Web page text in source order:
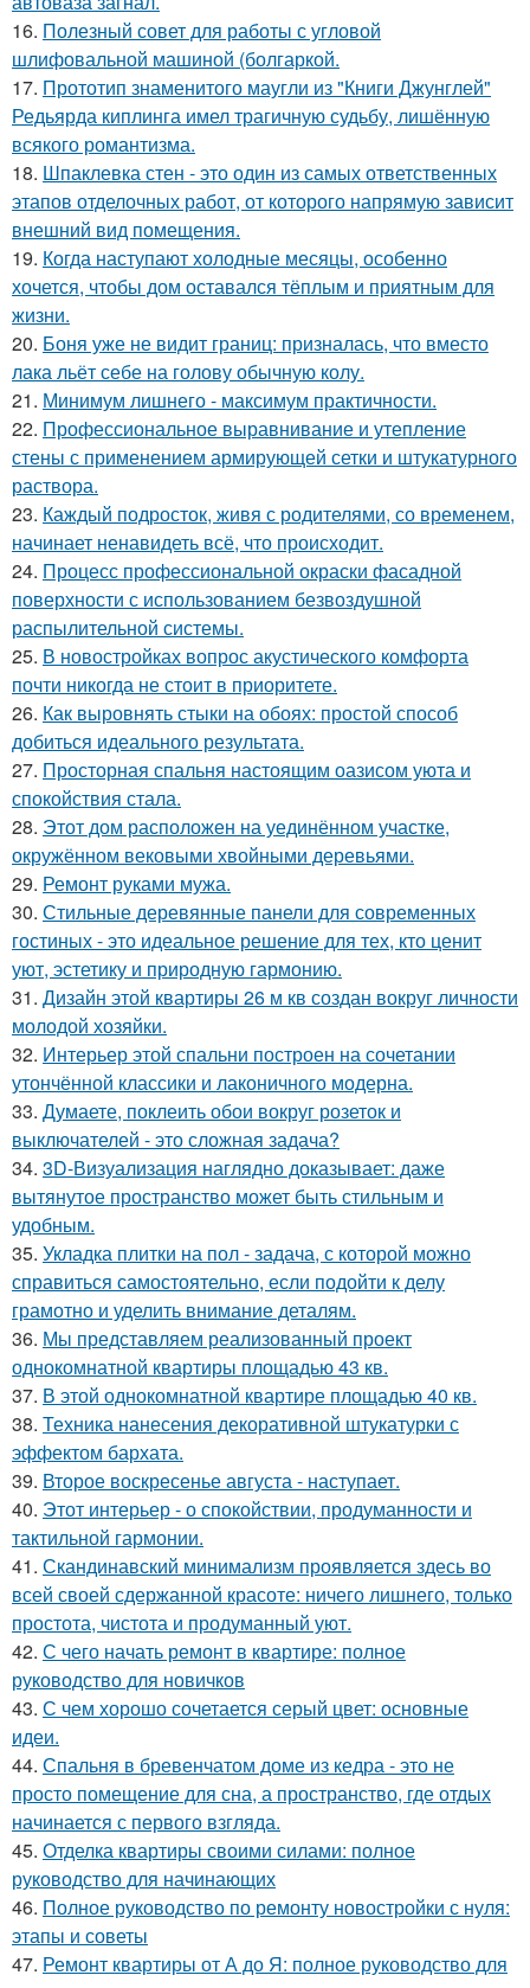
16. Полезный совет для работы с угловой
шлифовальной машиной (болгаркой.
17. Прототип знаменитого маугли из "Книги Джунглей"
Редьярда киплинга имел трагичную судьбу, лишённую
всякого романтизма.
18. Шпаклевка стен - это один из самых ответственных
этапов отделочных работ, от которого напрямую зависит
внешний вид помещения.
19. Когда наступают холодные месяцы, особенно
хочется, чтобы дом оставался тёплым и приятным для
жизни.
20. Боня уже не видит границ: призналась, что вместо
лака льёт себе на голову обычную колу.
21. Минимум лишнего - максимум практичности.
22. Профессиональное выравнивание и утепление
стены с применением армирующей сетки и штукатурного
раствора.
23. Каждый подросток, живя с родителями, со временем,
начинает ненавидеть всё, что происходит.
24. Процесс профессиональной окраски фасадной
поверхности с использованием безвоздушной
распылительной системы.
25. В новостройках вопрос акустического комфорта
почти никогда не стоит в приоритете.
26. Как выровнять стыки на обоях: простой способ
добиться идеального результата.
27. Просторная спальня настоящим оазисом уюта и
спокойствия стала.
28. Этот дом расположен на уединённом участке,
окружённом вековыми хвойными деревьями.
29. Ремонт руками мужа.
30. Стильные деревянные панели для современных
гостиных - это идеальное решение для тех, кто ценит
уют, эстетику и природную гармонию.
31. Дизайн этой квартиры 26 м кв создан вокруг личности
молодой хозяйки.
32. Интерьер этой спальни построен на сочетании
утончённой классики и лаконичного модерна.
33. Думаете, поклеить обои вокруг розеток и
выключателей - это сложная задача?
34. 3D-Визуализация наглядно доказывает: даже
вытянутое пространство может быть стильным и
удобным.
35. Укладка плитки на пол - задача, с которой можно
справиться самостоятельно, если подойти к делу
грамотно и уделить внимание деталям.
36. Мы представляем реализованный проект
однокомнатной квартиры площадью 43 кв.
37. В этой однокомнатной квартире площадью 40 кв.
38. Техника нанесения декоративной штукатурки с
эффектом бархата.
39. Второе воскресенье августа - наступает.
40. Этот интерьер - о спокойствии, продуманности и
тактильной гармонии.
41. Скандинавский минимализм проявляется здесь во
всей своей сдержанной красоте: ничего лишнего, только
простота, чистота и продуманный уют.
42. С чего начать ремонт в квартире: полное
руководство для новичков
43. С чем хорошо сочетается серый цвет: основные
идеи.
44. Спальня в бревенчатом доме из кедра - это не
просто помещение для сна, а пространство, где отдых
начинается с первого взгляда.
45. Отделка квартиры своими силами: полное
руководство для начинающих
46. Полное руководство по ремонту новостройки с нуля:
этапы и советы
47. Ремонт квартиры от А до Я: полное руководство для